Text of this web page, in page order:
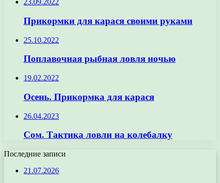
23.09.2022
Прикормки для карася своими руками
25.10.2022
Поплавочная рыбная ловля ночью
19.02.2022
Осень. Прикормка для карася
26.04.2023
Сом. Тактика ловли на колебалку
Последние записи
21.07.2026